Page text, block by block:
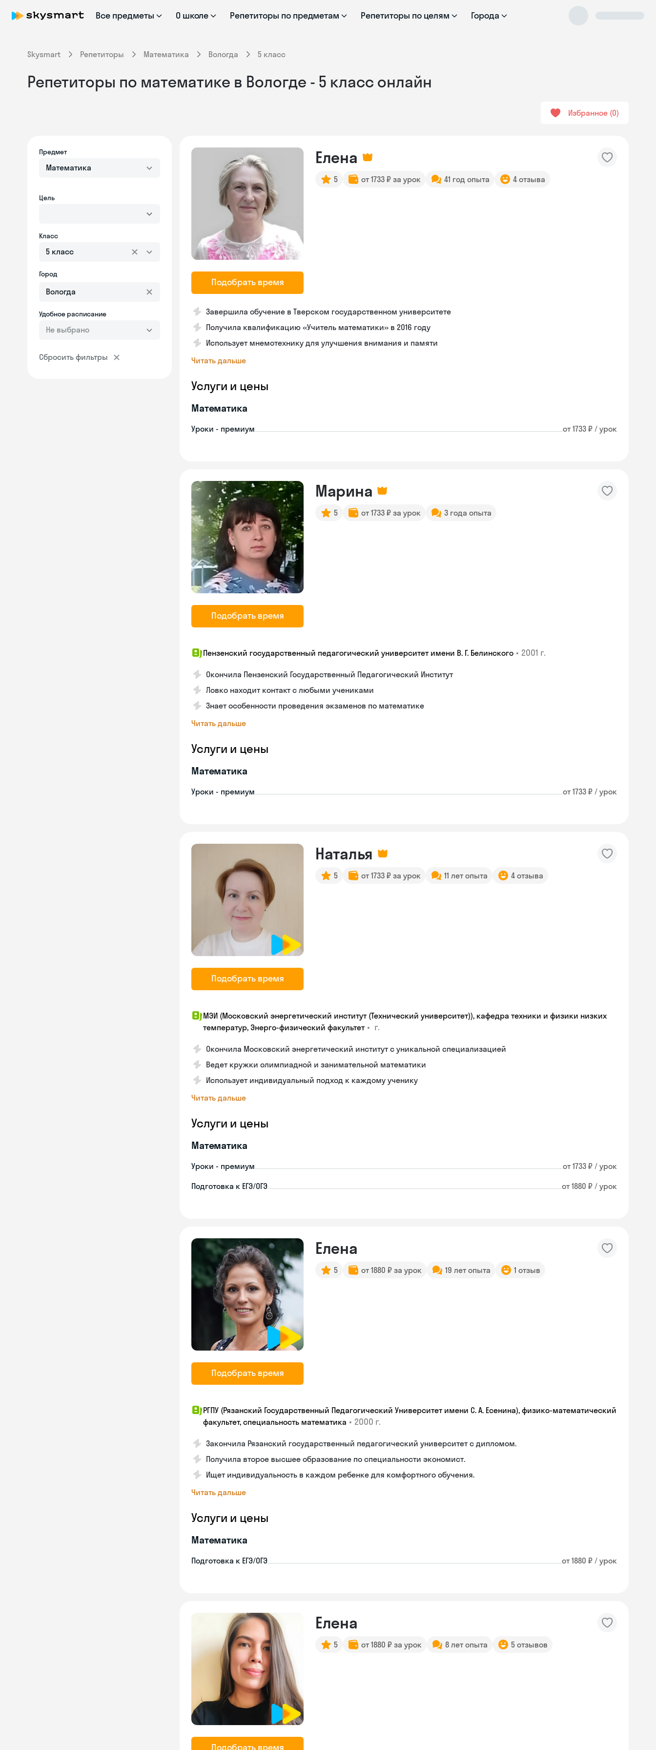
Все предметы О школе Репетиторы по предметам Репетиторы по целям Города
Skysmart Репетиторы Математика Вологда 5 класс
Репетиторы по математике в Вологде - 5 класс онлайн
Избранное 0
Предмет
Математика
Цель
Класс
5 класс
Город
Удобное расписание
Не выбрано
Сбросить фильтры
Подобрать время
Елена
5 от 1733 ₽ за урок 41 год опыта 4 отзыва
Завершила обучение в Тверском государственном университете
Получила квалификацию «Учитель математики» в 2016 году
Использует мнемотехнику для улучшения внимания и памяти
Читать дальше
Услуги и цены
Математика
Уроки - премиум от 1733 ₽ / урок
Подобрать время
Марина
5 от 1733 ₽ за урок 3 года опыта
Пензенский государственный педагогический университет имени В. Г. Белинского • 2001 г.
Окончила Пензенский Государственный Педагогический Институт
Ловко находит контакт с любыми учениками
Знает особенности проведения экзаменов по математике
Читать дальше
Услуги и цены
Математика
Уроки - премиум от 1733 ₽ / урок
Подобрать время
Наталья
5 от 1733 ₽ за урок 11 лет опыта 4 отзыва
МЭИ (Московский энергетический институт (Технический университет)), кафедра техники и физики низких
температур, Энерго-физический факультет • г.
Окончила Московский энергетический институт с уникальной специализацией
Ведет кружки олимпиадной и занимательной математики
Использует индивидуальный подход к каждому ученику
Читать дальше
Услуги и цены
Математика
Уроки - премиум от 1733 ₽ / урок
Подготовка к ЕГЭ/ОГЭ от 1880 ₽ / урок
Подобрать время
Елена
5 от 1880 ₽ за урок 19 лет опыта 1 отзыв
РГПУ (Рязанский Государственный Педагогический Университет имени С. А. Есенина), физико-математический
факультет, специальность математика • 2000 г.
Закончилa Рязанский государственный педагогический университет с дипломом.
Получила второе высшее образование по специальности экономист.
Ищет индивидуальность в каждом ребенке для комфортного обучения.
Читать дальше
Услуги и цены
Математика
Подготовка к ЕГЭ/ОГЭ от 1880 ₽ / урок
Подобрать время
Елена
5 от 1880 ₽ за урок 8 лет опыта 5 отзывов